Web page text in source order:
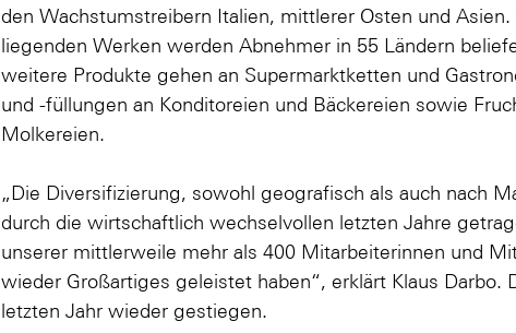
den Wachstumstreibern Italien, mittlerer Osten und
liegenden Werken werden Abnehmer in 55 Ländern
weitere Produkte gehen an Supermarktketten und
und -füllungen an Konditoreien und Bäckereien sowie
Molkereien.
„Die Diversifizierung, sowohl geografisch als auch nach
durch die wirtschaftlich wechselvollen letzten Jahre
unserer mittlerweile mehr als 400 Mitarbeiterinnen und
wieder Großartiges geleistet haben“, erklärt Klaus Darbo.
letzten Jahr wieder gestiegen.